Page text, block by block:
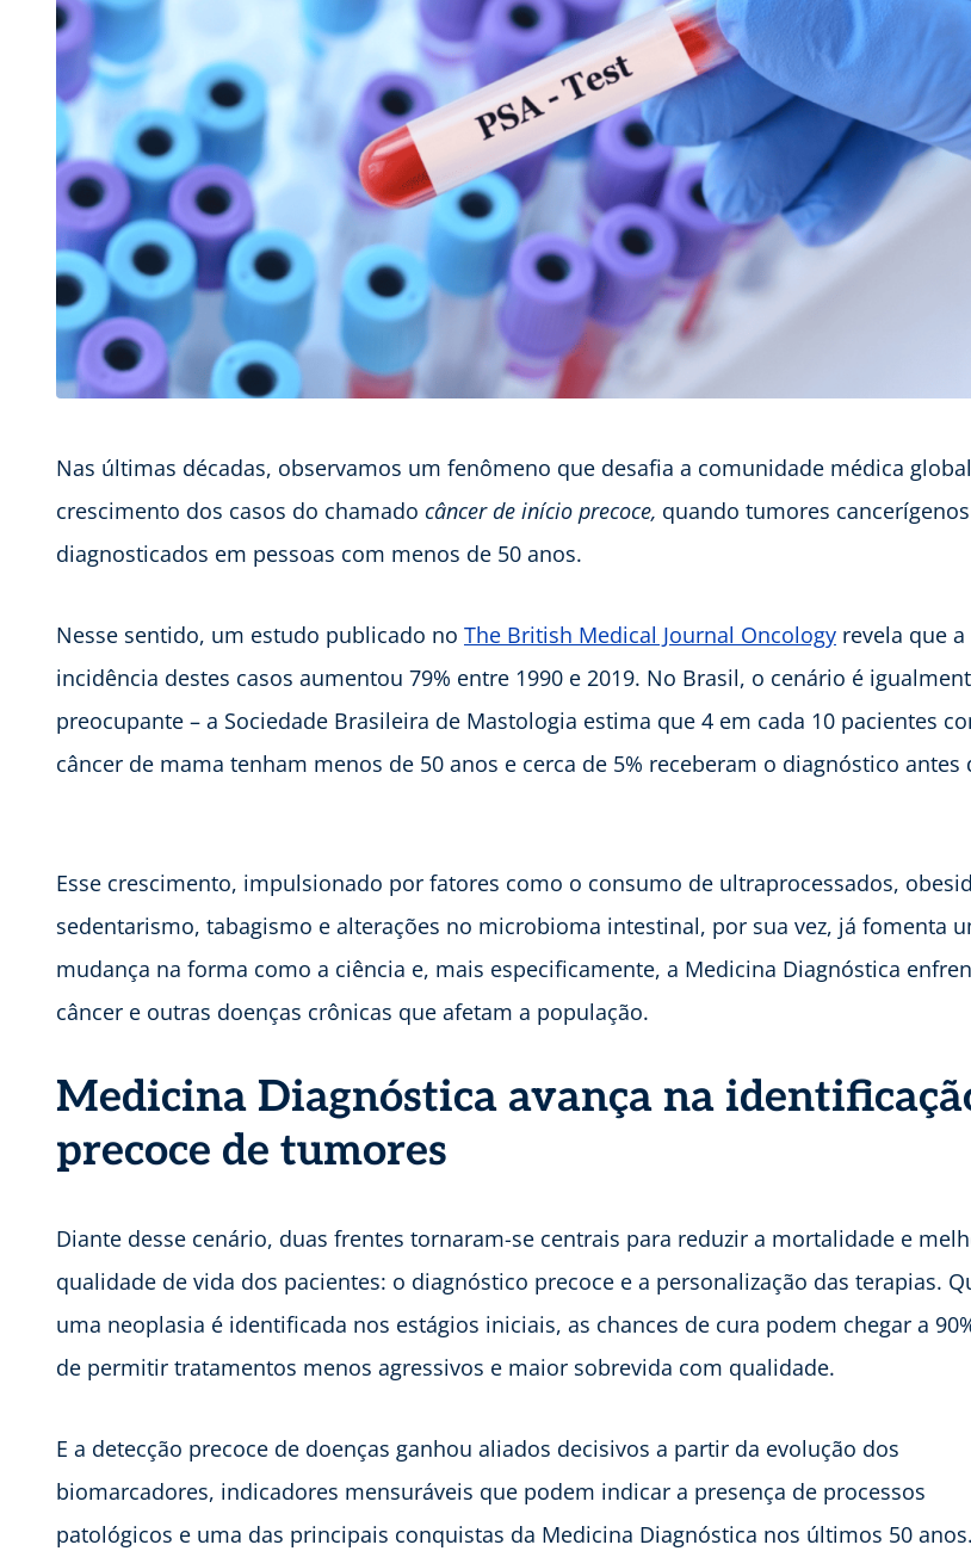
Nas últimas décadas, observamos um fenômeno que desafia a comunidade médica
crescimento dos casos do chamado câncer de início precoce, quando tumores
diagnosticados em pessoas com menos de 50 anos.
Nesse sentido, um estudo publicado no The British Medical Journal Oncology revela que a
incidência destes casos aumentou 79% entre 1990 e 2019. No Brasil, o cenário é
preocupante – a Sociedade Brasileira de Mastologia estima que 4 em cada 10 pacientes
câncer de mama tenham menos de 50 anos e cerca de 5% receberam o diagnóstico antes
Esse crescimento, impulsionado por fatores como o consumo de ultraprocessados,
sedentarismo, tabagismo e alterações no microbioma intestinal, por sua vez, já fomenta
mudança na forma como a ciência e, mais especificamente, a Medicina Diagnóstica
câncer e outras doenças crônicas que afetam a população.
Medicina Diagnóstica avança na
precoce de tumores
Diante desse cenário, duas frentes tornaram-se centrais para reduzir a mortalidade e
qualidade de vida dos pacientes: o diagnóstico precoce e a personalização das terapias.
uma neoplasia é identificada nos estágios iniciais, as chances de cura podem chegar a
de permitir tratamentos menos agressivos e maior sobrevida com qualidade.
E a detecção precoce de doenças ganhou aliados decisivos a partir da evolução dos
biomarcadores, indicadores mensuráveis que podem indicar a presença de processos
patológicos e uma das principais conquistas da Medicina Diagnóstica nos últimos 50 anos.